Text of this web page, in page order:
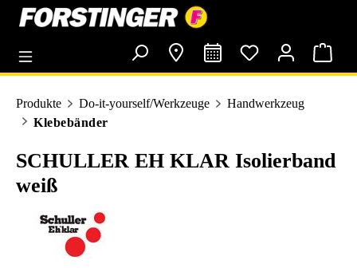
springen
Produkte Do-it-yourself/Werkzeuge
Handwerkzeug
Klebebänder
SCHULLER EH KLAR Isolierband
weiß